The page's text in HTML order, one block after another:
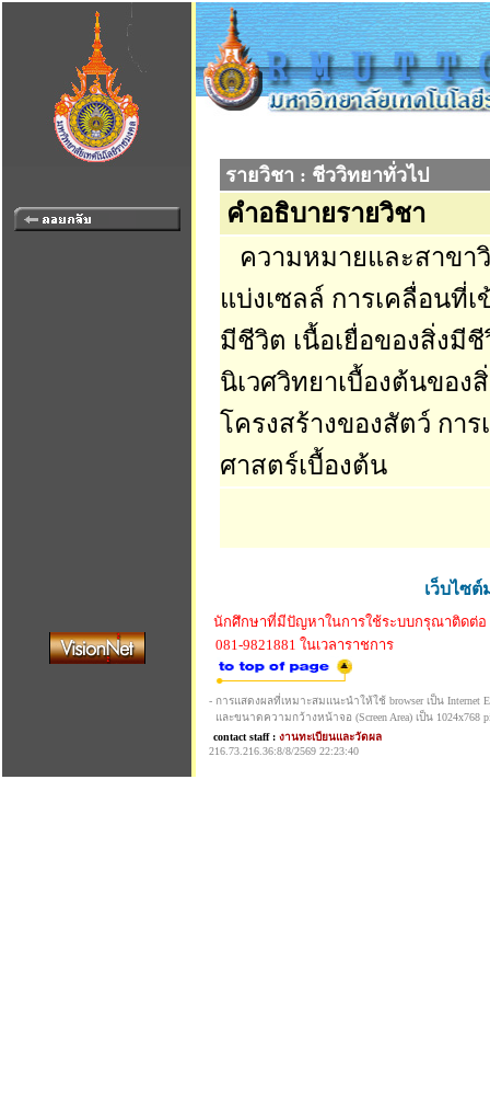
รายวิชา : ชีววิทยาทั่วไป
คำอธิบายรายวิชา
ความหมายและสาขา
แบ่งเซลล์ การเคลื่อนที่
มีชีวิต เนื้อเยื่อของสิ่งมี
นิเวศวิทยาเบื้องต้นของ
โครงสร้างของสัตว์ กา
ศาสตร์เบื้องต้น
เว็บไซ
นักศึกษาที่มีปัญหาในการใช้ระบบกรุณาติดต่อ
081-9821881 ในเวลาราชการ
- การแสดงผลที่เหมาะสมแนะนำให้ใช้ browser เป็น Internet
และขนาดความกว้างหน้าจอ (Screen Area) เป็น 1024x768
contact staff : งานทะเบียนและวัดผล
216.73.216.36:8/8/2569 22:23:40